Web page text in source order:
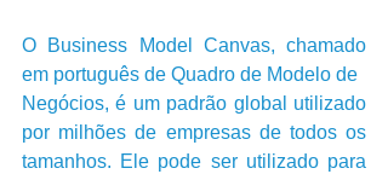
O Business Model Canvas, chamado
em português de Quadro de Modelo de
Negócios, é um padrão global utilizado
por milhões de empresas de todos os
tamanhos. Ele pode ser utilizado para